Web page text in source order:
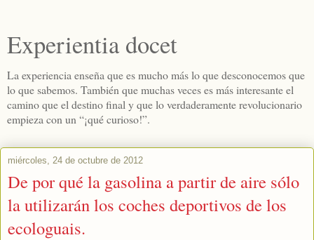
Experientia docet
La experiencia enseña que es mucho más lo que desconocemos que
lo que sabemos. También que muchas veces es más interesante el
camino que el destino final y que lo verdaderamente revolucionario
empieza con un “¡qué curioso!”.
miércoles, 24 de octubre de 2012
De por qué la gasolina a partir de aire sólo
la utilizarán los coches deportivos de los
ecologuais.